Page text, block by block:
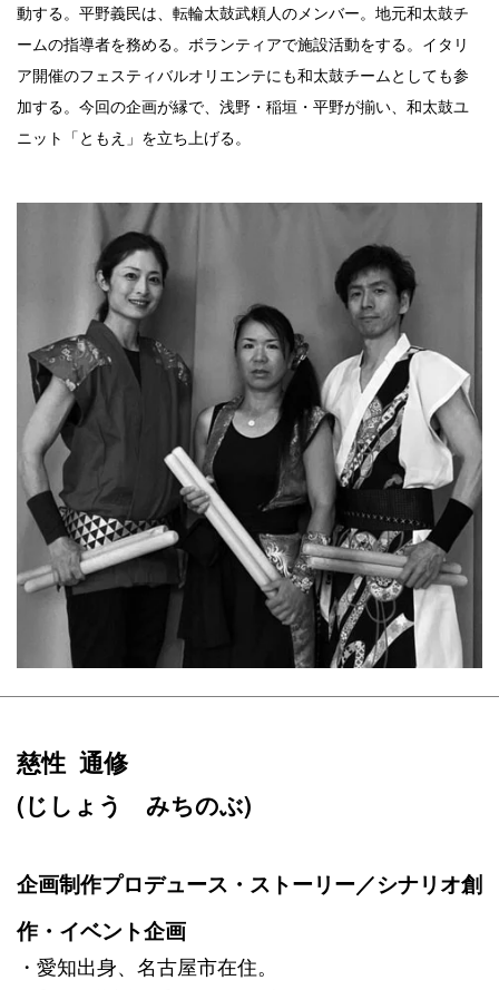
動する。平野義民は、転輪太鼓武頼人のメンバー。地元和太鼓チ
ームの指導者を務める。ボランティアで施設活動をする。イタリ
ア開催のフェスティバルオリエンテにも和太鼓チームとしても参
加する。今回の企画が縁で、浅野・稲垣・平野が揃い、和太鼓ユ
ニット「ともえ」を立ち上げる。
慈性 通修
(じしょう みちのぶ)
企画制作プロデュース・ストーリー／シナリオ創
作・イベント企画
・愛知出身、名古屋市在住。